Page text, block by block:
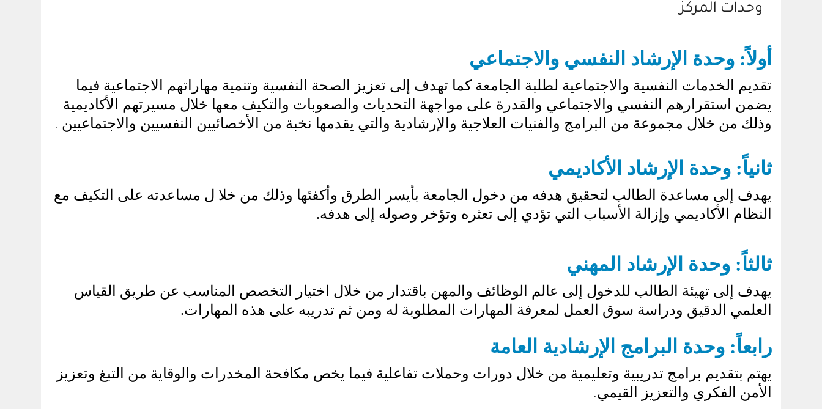
وحدات المركز
أولاً: وحدة الإرشاد النفسي والاجتماعي
تقديم الخدمات النفسية والاجتماعية لطلبة الجامعة كما تهدف إلى تعزيز الصحة النفسية وتنمية مهاراتهم الاجتماعية فيما
يضمن استقرارهم النفسي والاجتماعي والقدرة على مواجهة التحديات والصعوبات والتكيف معها خلال مسيرتهم الأكاديمية
وذلك من خلال مجموعة من البرامج والفنيات العلاجية والإرشادية والتي يقدمها نخبة من الأخصائيين النفسيين والاجتماعيين .
ثانياً: وحدة الإرشاد الأكاديمي
يهدف إلى مساعدة الطالب لتحقيق هدفه من دخول الجامعة بأيسر الطرق وأكفئها وذلك من خلا ل مساعدته على التكيف مع
النظام الأكاديمي وإزالة الأسباب التي تؤدي إلى تعثره وتؤخر وصوله إلى هدفه.
ثالثاً: وحدة الإرشاد المهني
يهدف إلى تهيئة الطالب للدخول إلى عالم الوظائف والمهن باقتدار من خلال اختيار التخصص المناسب عن طريق القياس
العلمي الدقيق ودراسة سوق العمل لمعرفة المهارات المطلوبة له ومن ثم تدريبه على هذه المهارات.
رابعاً: وحدة البرامج الإرشادية العامة
يهتم بتقديم برامج تدريبية وتعليمية من خلال دورات وحملات تفاعلية فيما يخص مكافحة المخدرات والوقاية من التبغ وتعزيز
الأمن الفكري والتعزيز القيمي.